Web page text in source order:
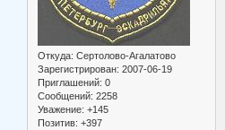
Откуда: Сертолово-Агалатово
Зарегистрирован: 2007-06-19
Приглашений: 0
Сообщений: 2258
Уважение: +145
Позитив: +397